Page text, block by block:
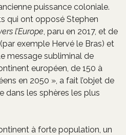
puissance coloniale.
qui ont opposé Stephen
l’Europe , paru en 2017, et de
exemple Hervé le Bras) et
message subliminal de
européen, de 150 à
en 2050 », a fait l’objet de
dans les sphères les plus
à forte population, un